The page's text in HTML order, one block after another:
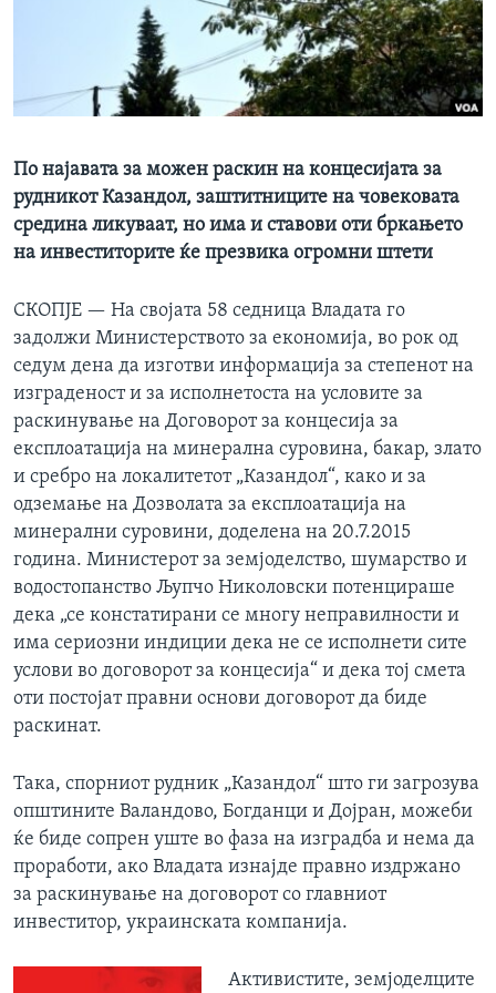
По најавата за можен раскин на концесијата за
рудникот Казандол, заштитниците на човековата
средина ликуваат, но има и ставови оти бркањето
на инвеститорите ќе презвика огромни штети
СКОПЈЕ — На својата 58 седница Владата го
задолжи Министерството за економија, во рок од
седум дена да изготви информација за степенот на
изграденост и за исполнетоста на условите за
раскинување на Договорот за концесија за
експлоатација на минерална суровина, бакар, злато
и сребро на локалитетот „Казандол“, како и за
одземање на Дозволата за експлоатација на
минерални суровини, доделена на 20.7.2015
година. Министерот за земјоделство, шумарство и
водостопанство Љупчо Николовски потенцираше
дека „се констатирани се многу неправилности и
има сериозни индиции дека не се исполнети сите
услови во договорот за концесија“ и дека тој смета
оти постојат правни основи договорот да биде
раскинат.
Така, спорниот рудник „Казандол“ што ги загрозува
општините Валандово, Богданци и Дојран, можеби
ќе биде сопрен уште во фаза на изградба и нема да
проработи, ако Владата изнајде правно издржано
за раскинување на договорот со главниот
инвеститор, украинската компанија.
Активистите, земјоделците